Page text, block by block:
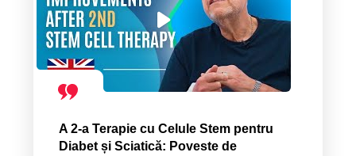
A 2-a Terapie cu Celule Stem pentru
Diabet și Sciatică: Poveste de